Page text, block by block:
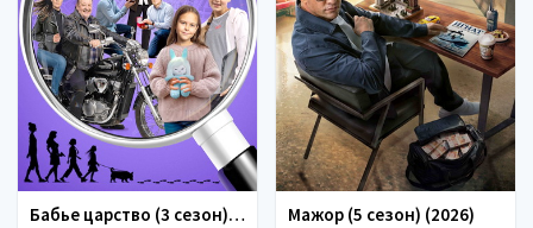
Бабье царство (3 сезон) (2026) Мажор (5 сезон) (2026)